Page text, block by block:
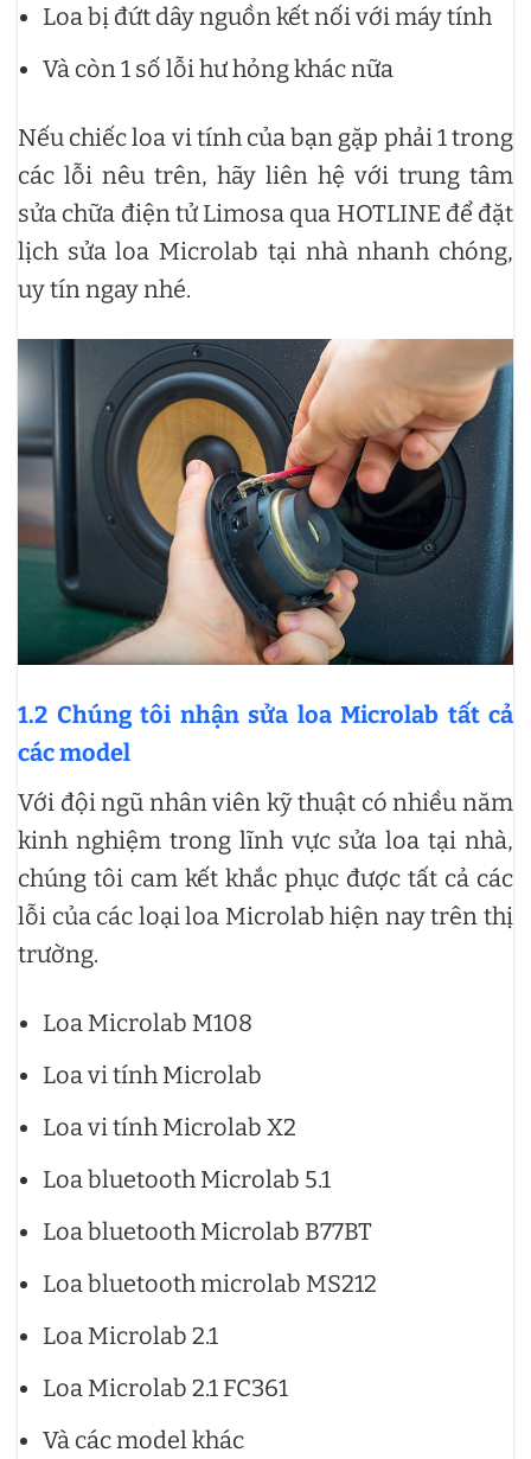
Loa bị đứt dây nguồn kết nối với máy tính
Và còn 1 số lỗi hư hỏng khác nữa
Nếu chiếc loa vi tính của bạn gặp phải 1 trong
các lỗi nêu trên, hãy liên hệ với trung tâm
sửa chữa điện tử Limosa qua HOTLINE để đặt
lịch sửa loa Microlab tại nhà nhanh chóng,
uy tín ngay nhé.
1.2 Chúng tôi nhận sửa loa Microlab tất cả
các model
Với đội ngũ nhân viên kỹ thuật có nhiều năm
kinh nghiệm trong lĩnh vực sửa loa tại nhà,
chúng tôi cam kết khắc phục được tất cả các
lỗi của các loại loa Microlab hiện nay trên thị
trường.
Loa Microlab M108
Loa vi tính Microlab
Loa vi tính Microlab X2
Loa bluetooth Microlab 5.1
Loa bluetooth Microlab B77BT
Loa bluetooth microlab MS212
Loa Microlab 2.1
Loa Microlab 2.1 FC361
Và các model khác